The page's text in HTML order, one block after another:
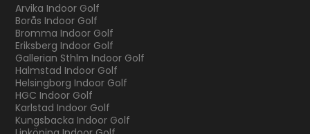
Arvika Indoor Golf
Borås Indoor Golf
Bromma Indoor Golf
Eriksberg Indoor Golf
Gallerian Sthlm Indoor Golf
Halmstad Indoor Golf
Helsingborg Indoor Golf
HGC Indoor Golf
Karlstad Indoor Golf
Kungsbacka Indoor Golf